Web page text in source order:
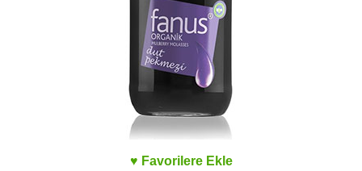
♥ Favorilere Ekle